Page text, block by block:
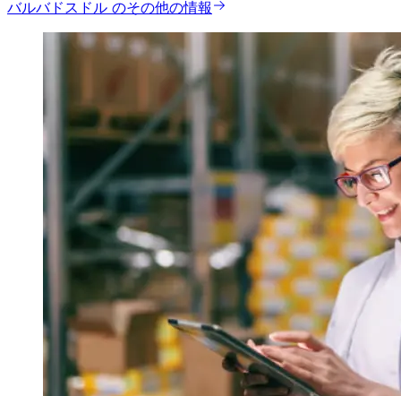
バルバドスドル のその他の情報